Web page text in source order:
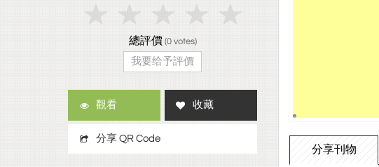
分享刊物
總評價 (0votes)
我要给予評價
觀看 收藏
分享 QR Code